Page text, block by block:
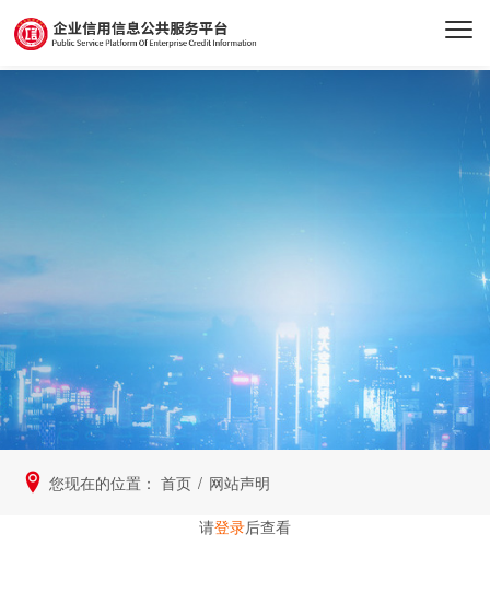
您现在的位置： 首页 / 网站声明
请登录后查看